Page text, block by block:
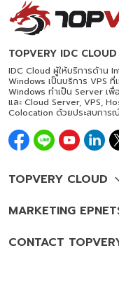
TOPVERY IDC
IDC Cloud ผู้ให้บริการด้าน
Windows เป็นบริการ VPS
Windows ทำเป็น Server เ
และ Cloud Server, VPS,
Colocation ด้วยประสบการ